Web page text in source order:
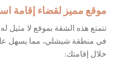
موقع مميز لقضاء إقامة
تتمتع هذه الشقة بموقع لا مثيل
في منطقة شيشلي، مما يسهل
خلال إقامتك: